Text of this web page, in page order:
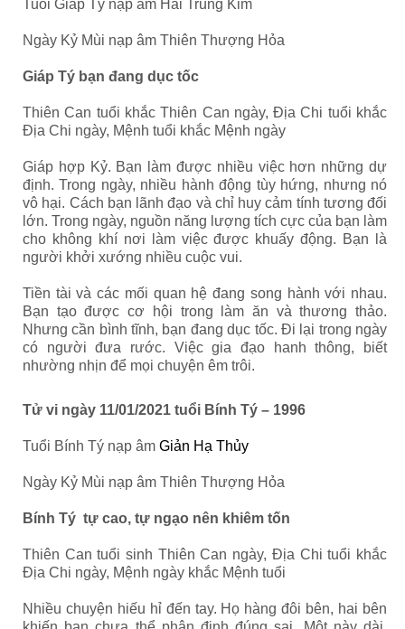
Tuổi Giáp Tý nạp âm Hải Trung Kim
Ngày Kỷ Mùi nạp âm Thiên Thượng Hỏa
Giáp Tý bạn đang dục tốc
Thiên Can tuổi khắc Thiên Can ngày, Địa Chi tuổi khắc
Địa Chi ngày, Mệnh tuổi khắc Mệnh ngày
Giáp hợp Kỷ. Bạn làm được nhiều việc hơn những dự
định. Trong ngày, nhiều hành động tùy hứng, nhưng nó
vô hại. Cách bạn lãnh đạo và chỉ huy cảm tính tương đối
lớn. Trong ngày, nguồn năng lượng tích cực của bạn làm
cho không khí nơi làm việc được khuấy động. Bạn là
người khởi xướng nhiều cuộc vui.
Tiền tài và các mối quan hệ đang song hành với nhau.
Bạn tạo được cơ hội trong làm ăn và thương thảo.
Nhưng cần bình tĩnh, bạn đang dục tốc. Đi lại trong ngày
có người đưa rước. Việc gia đạo hanh thông, biết
nhường nhịn để mọi chuyện êm trôi.
Tử vi ngày 11/01/2021 tuổi Bính Tý – 1996
Tuổi Bính Tý nạp âm Giản Hạ Thủy
Ngày Kỷ Mùi nạp âm Thiên Thượng Hỏa
Bính Tý tự cao, tự ngạo nên khiêm tốn
Thiên Can tuổi sinh Thiên Can ngày, Địa Chi tuổi khắc
Địa Chi ngày, Mệnh ngày khắc Mệnh tuổi
Nhiều chuyện hiếu hỉ đến tay. Họ hàng đôi bên, hai bên